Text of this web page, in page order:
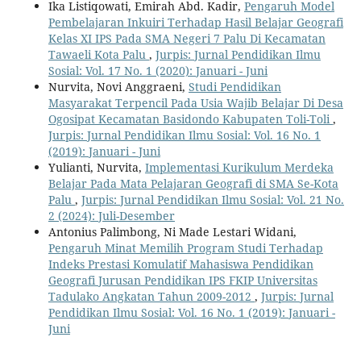
Ika Listiqowati, Emirah Abd. Kadir, Pengaruh Model
Pembelajaran Inkuiri Terhadap Hasil Belajar Geografi
Kelas XI IPS Pada SMA Negeri 7 Palu Di Kecamatan
Tawaeli Kota Palu , Jurpis: Jurnal Pendidikan Ilmu
Sosial: Vol. 17 No. 1 (2020): Januari - Juni
Nurvita, Novi Anggraeni, Studi Pendidikan
Masyarakat Terpencil Pada Usia Wajib Belajar Di Desa
Ogosipat Kecamatan Basidondo Kabupaten Toli-Toli ,
Jurpis: Jurnal Pendidikan Ilmu Sosial: Vol. 16 No. 1
(2019): Januari - Juni
Yulianti, Nurvita, Implementasi Kurikulum Merdeka
Belajar Pada Mata Pelajaran Geografi di SMA Se-Kota
Palu , Jurpis: Jurnal Pendidikan Ilmu Sosial: Vol. 21 No.
2 (2024): Juli-Desember
Antonius Palimbong, Ni Made Lestari Widani,
Pengaruh Minat Memilih Program Studi Terhadap
Indeks Prestasi Komulatif Mahasiswa Pendidikan
Geografi Jurusan Pendidikan IPS FKIP Universitas
Tadulako Angkatan Tahun 2009-2012 , Jurpis: Jurnal
Pendidikan Ilmu Sosial: Vol. 16 No. 1 (2019): Januari -
Juni